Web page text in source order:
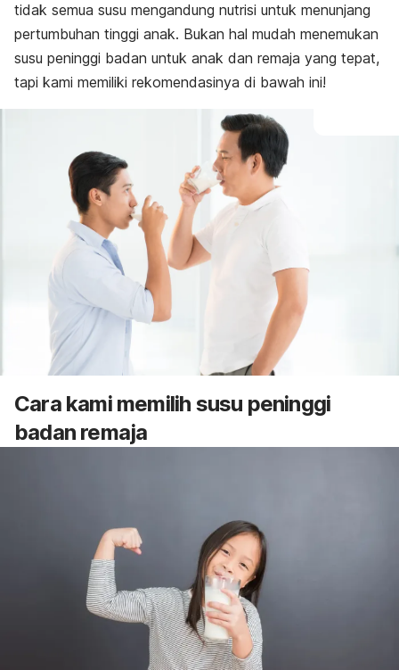
tidak semua susu mengandung nutrisi untuk menunjang
pertumbuhan tinggi anak. Bukan hal mudah menemukan
susu peninggi badan untuk anak dan remaja yang tepat,
tapi kami memiliki rekomendasinya di bawah ini!
Cara kami memilih susu peninggi
badan remaja